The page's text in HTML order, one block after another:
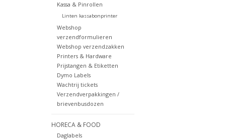
Kassa & Pinrollen
Linten kassabonprinter
Webshop
verzendformulieren
Webshop verzendzakken
Printers & Hardware
Prijstangen & Etiketten
Dymo Labels
Wachtrij tickets
Verzendverpakkingen /
brievenbusdozen
HORECA & FOOD
Daglabels